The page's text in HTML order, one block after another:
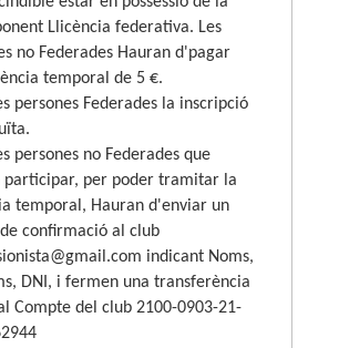
Llicència federativa. Les
no Federades Hauran d'pagar
temporal de 5 €.
persones Federades la inscripció
persones no Federades que
participar, per poder tramitar la
temporal, Hauran d'enviar un
confirmació al club
indicant Noms,
DNI, i fermen una transferència
Compte del club 2100-0903-21-